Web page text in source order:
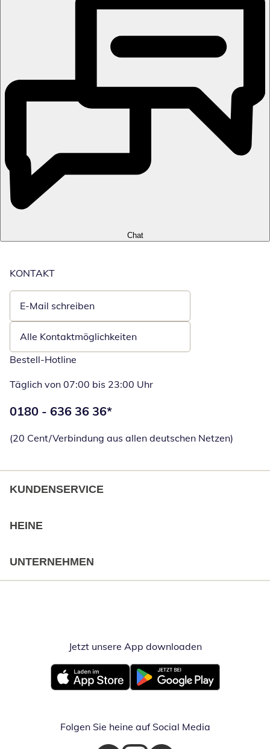
Chat
KONTAKT
E-Mail schreiben
Öffnet E-Mail-Client
Alle Kontaktmöglichkeiten
Bestell-Hotline
Täglich von 07:00 bis 23:00 Uhr
Telefonnummer:
0180 - 636 36 36*
(20 Cent/Verbindung aus allen deutschen Netzen)
KUNDENSERVICE
HEINE
UNTERNEHMEN
Jetzt unsere App downloadenÖffnet in
Öffnet in neuem FensterÖffnet in neuem Fenster
Folgen Sie heine auf Social Media